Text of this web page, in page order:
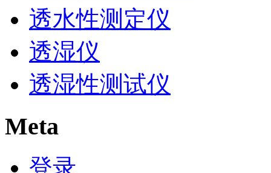
透水性测定仪
透湿仪
透湿性测试仪
Meta
登录